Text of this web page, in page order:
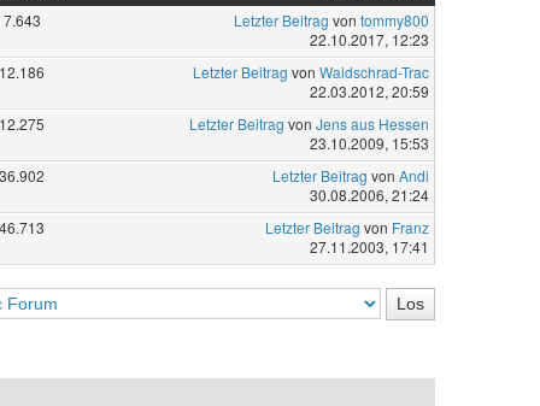
7.643 Letzter Beitrag von tommy800
22.10.2017, 12:23
12.186 Letzter Beitrag von Waldschrad-Trac
22.03.2012, 20:59
12.275 Letzter Beitrag von Jens aus Hessen
23.10.2009, 15:53
36.902 Letzter Beitrag von Andi
30.08.2006, 21:24
46.713 Letzter Beitrag von Franz
27.11.2003, 17:41